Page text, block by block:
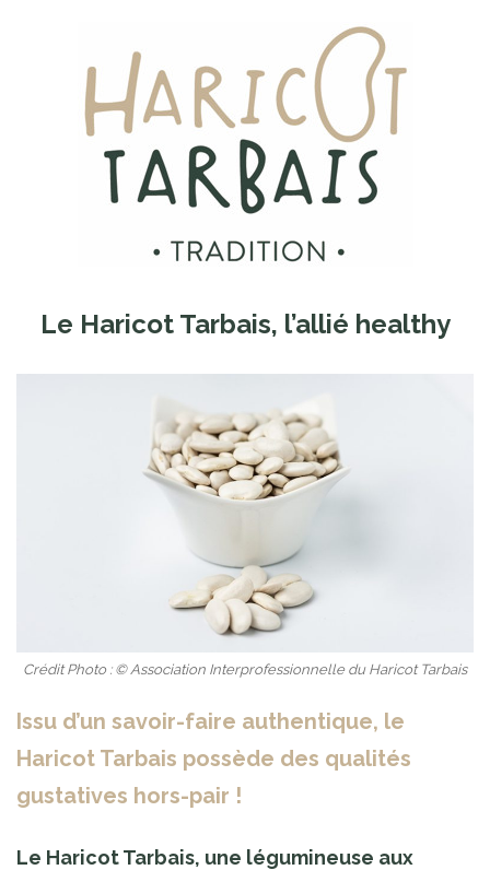
Le Haricot Tarbais, l’allié healthy
Crédit Photo : © Association Interprofessionnelle du Haricot Tarbais
Issu d’un savoir-faire authentique, le
Haricot Tarbais possède des qualités
gustatives hors-pair !
Le Haricot Tarbais, une légumineuse aux